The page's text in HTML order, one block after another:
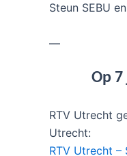
Steun SEBU
—
Op
RTV Utrecht
Utrecht:
RTV Utrecht